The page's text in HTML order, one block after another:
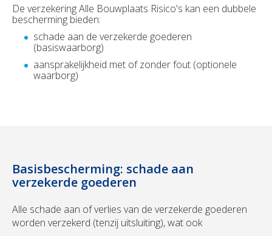
De verzekering Alle Bouwplaats Risico's kan een dubbele
bescherming bieden:
schade aan de verzekerde goederen
(basiswaarborg)
aansprakelijkheid met of zonder fout (optionele
waarborg)
Basisbescherming: schade aan
verzekerde goederen
Alle schade aan of verlies van de verzekerde goederen
worden verzekerd (tenzij uitsluiting), wat ook